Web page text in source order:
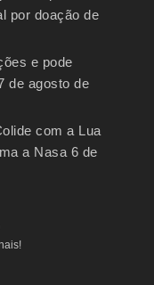
por doação de
e pode
de agosto de
com a Lua
a Nasa 6 de